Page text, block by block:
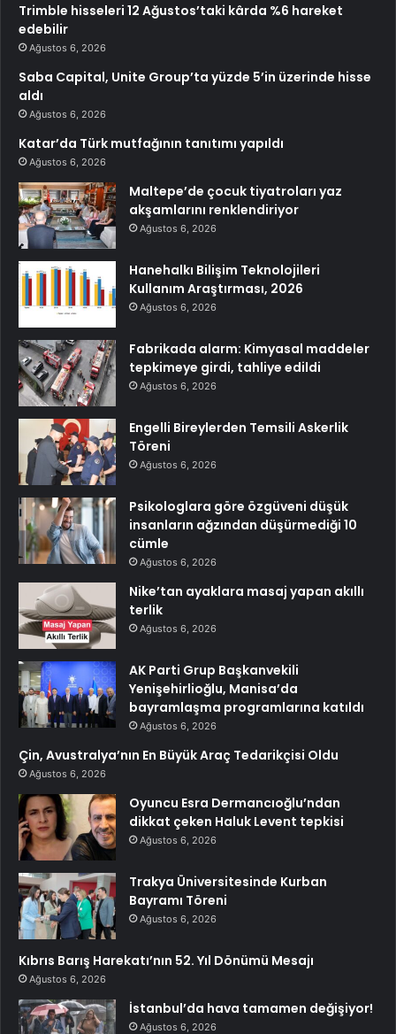
Trimble hisseleri 12 Ağustos’taki kârda %6 hareket
edebilir
Ağustos 6, 2026
Saba Capital, Unite Group’ta yüzde 5’in üzerinde hisse
aldı
Ağustos 6, 2026
Katar’da Türk mutfağının tanıtımı yapıldı
Ağustos 6, 2026
Maltepe’de çocuk tiyatroları yaz
akşamlarını renklendiriyor
Ağustos 6, 2026
Hanehalkı Bilişim Teknolojileri
Kullanım Araştırması, 2026
Ağustos 6, 2026
Fabrikada alarm: Kimyasal maddeler
tepkimeye girdi, tahliye edildi
Ağustos 6, 2026
Engelli Bireylerden Temsili Askerlik
Töreni
Ağustos 6, 2026
Psikologlara göre özgüveni düşük
insanların ağzından düşürmediği 10
cümle
Ağustos 6, 2026
Nike’tan ayaklara masaj yapan akıllı
terlik
Ağustos 6, 2026
AK Parti Grup Başkanvekili
Yenişehirlioğlu, Manisa’da
bayramlaşma programlarına katıldı
Ağustos 6, 2026
Çin, Avustralya’nın En Büyük Araç Tedarikçisi Oldu
Ağustos 6, 2026
Oyuncu Esra Dermancıoğlu’ndan
dikkat çeken Haluk Levent tepkisi
Ağustos 6, 2026
Trakya Üniversitesinde Kurban
Bayramı Töreni
Ağustos 6, 2026
Kıbrıs Barış Harekatı’nın 52. Yıl Dönümü Mesajı
Ağustos 6, 2026
İstanbul’da hava tamamen değişiyor!
Ağustos 6, 2026